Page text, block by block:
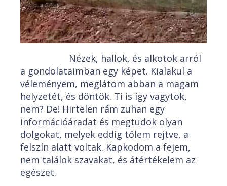
Nézek, hallok, és alkotok arról
a gondolataimban egy képet. Kialakul a
véleményem, meglátom abban a magam
helyzetét, és döntök. Ti is így vagytok,
nem? De! Hirtelen rám zuhan egy
információáradat és megtudok olyan
dolgokat, melyek eddig tőlem rejtve, a
felszín alatt voltak. Kapkodom a fejem,
nem találok szavakat, és átértékelem az
egészet.